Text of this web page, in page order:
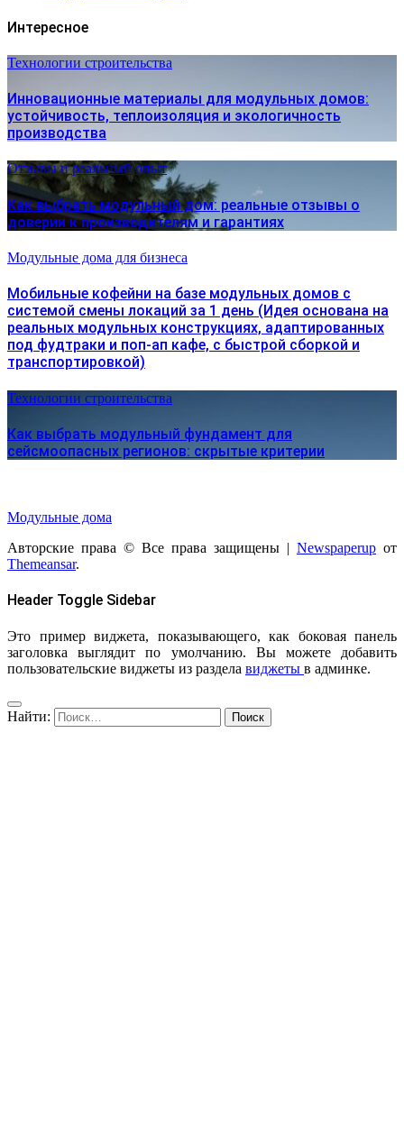
Интересное
Технологии строительства
Инновационные материалы для модульных домов:
устойчивость, теплоизоляция и экологичность
производства
Отзывы и реальный опыт
Как выбрать модульный дом: реальные отзывы о
доверии к производителям и гарантиях
Модульные дома для бизнеса
Мобильные кофейни на базе модульных домов с
системой смены локаций за 1 день (Идея основана на
реальных модульных конструкциях, адаптированных
под фудтраки и поп-ап кафе, с быстрой сборкой и
транспортировкой)
Технологии строительства
Как выбрать модульный фундамент для
сейсмоопасных регионов: скрытые критерии
Модульные дома
Авторские права © Все права защищены | Newspaperup от
Themeansar.
Header Toggle Sidebar
Это пример виджета, показывающего, как боковая панель
заголовка выглядит по умолчанию. Вы можете добавить
пользовательские виджеты из раздела виджеты в админке.
Найти: